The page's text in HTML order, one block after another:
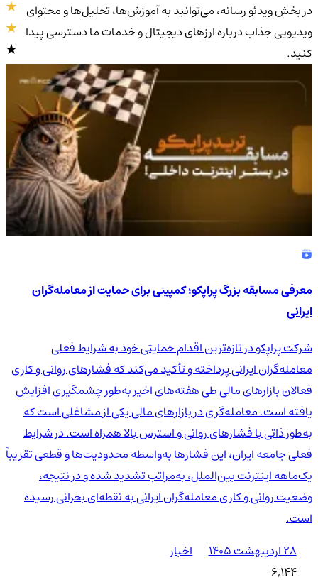
4.9/5
در بخش ویدئو رسانه، می‌توانید به آموزش‌ها، تحلیل‌ها و محتوای
ویدیویی جذاب درباره ارزهای دیجیتال و خدمات ما دسترسی پیدا
کنید.
معرفی مسابقه بزرگ پراپکو؛ کمپینی برای حمایت از معامله‌گران
ایرانی
شرکت پراپکو در تازه‌ترین اقدام حمایتی خود به شرایط فعلی
معامله‌گران ایرانی پرداخته و تأکید می‌کند که فشارهای روانی و کاری
فعالان بازارهای مالی طی هفته‌های اخیر به‌طور چشمگیری افزایش
یافته است. معامله‌گری در بازارهای مالی یکی از مشاغلی است که
به‌طور ذاتی با فشارهای روانی و استرس بالا همراه است. در شرایط
فعلی جامعه ایران، این فشارها به‌واسطه محدودیت‌ها و قطعی تقریباً
یک‌ماهه اینترنت بین‌الملل، به‌مراتب تشدید شده و در نتیجه،
وضعیت روانی و کاری معامله‌گران ایرانی به نقطه‌ای بحرانی رسیده
است.
۲۸ اردیبهشت ۱۴۰۵
اخبار
6,144